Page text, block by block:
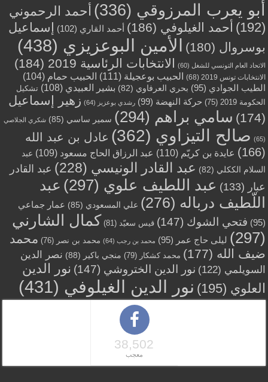
أبو يعرب المرزوقي (336)
أحمد الرحموني
(192)
أحمد الغيلوفي (186) أحمد القاري (102)
إسماعيل
بوسروال (180) الأمين البوعزيزي (438)
الاتحاد العام التونسي للشغل (60) الانتخابات الرئاسية 2019 (184)
الانتخابات تونس 2019 (68) الحبيب بوعجيلة (111) الحبيب حمام (104)
الطيب الجوادي (95) بحري العرفاوي (82) بشير العبيدي (108)
تشكيل
الحكومة 2019
(75) حركة النهضة (99) رشدي بوعزيز (64)
زهير إسماعيل
(174)
سامي براهم (294) سمير ساسي (85) شكري الجلاصي
(65) صالح التيزاوي (362)
عادل بن عبد الله
(166)
عايدة بن كريّم (110) عبد الرزاق الحاج مسعود (109)
عبد
السلام الككلي (82) عبد القادر الونيسي (228)
عبد القادر
عبار (133) عبد اللطيف علوي (297)
عبد
اللّطيف درباله (276) علي المسعودي (85)
عمار جماعي
(95)
فتحي الشوك (147) قيس سعيّد (81)
كمال الشارني
(297)
ليلى حاج عمر (95) محمد بن رجب (64) محمد بن نصر (76)
محمد
ضيف الله (177) محمد كشكار (79) منجي باكير (88)
نصر الدين
السويلمي (122) نور الدين الختروشي (147)
نور الدين
العلوي (195) نور الدين الغيلوفي (431)
38,502
معجب